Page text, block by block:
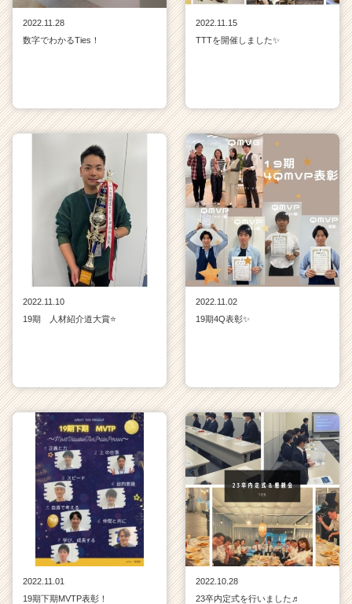
2022.11.28
数字でわかるTies！
2022.11.15
TTTを開催しました✨
2022.11.10
19期 人材紹介道大賞⭐
2022.11.02
19期4Q表彰✨
2022.11.01
19期下期MVTP表彰！
2022.10.28
23卒内定式を行いました♬